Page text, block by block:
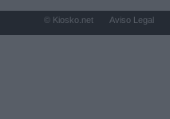
© Kiosko.net Aviso Legal